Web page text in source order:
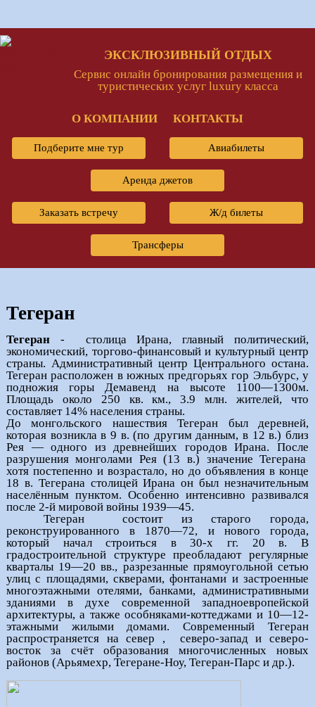
ЭКСКЛЮЗИВНЫЙ ОТДЫХ
Сервис онлайн бронирования размещения и
туристических услуг luxury класса
О КОМПАНИИ КОНТАКТЫ
Подберите мне тур Авиабилеты
Аренда джетов
Заказать встречу Ж/д билеты
Трансферы
Тегеран
Тегеран - столица Ирана, главный политический,
экономический, торгово-финансовый и культурный центр
страны. Административный центр Центрального остана.
Тегеран расположен в южных предгорьях гор Эльбурс, у
подножия горы Демавенд на высоте 1100—1300м.
Площадь около 250 кв. км., 3.9 млн. жителей, что
составляет 14% населения страны.
До монгольского нашествия Тегеран был деревней,
которая возникла в 9 в. (по другим данным, в 12 в.) близ
Рея — одного из древнейших городов Ирана. После
разрушения монголами Рея (13 в.) значение Тегерана
хотя постепенно и возрастало, но до объявления в конце
18 в. Тегерана столицей Ирана он был незначительным
населённым пунктом. Особенно интенсивно развивался
после 2-й мировой войны 1939—45.
Тегеран
состоит из старого города,
реконструированного в 1870—72, и нового города,
который начал строиться в 30-х гг. 20 в. В
градостроительной структуре преобладают регулярные
кварталы 19—20 вв., разрезанные прямоугольной сетью
улиц с площадями, скверами, фонтанами и застроенные
многоэтажными отелями, банками, административными
зданиями в духе современной западноевропейской
архитектуры, а также особняками-коттеджами и 10—12-
этажными жилыми домами. Современный Тегеран
распространяется на север ,
северо-запад и северо-
восток за счёт образования многочисленных новых
районов (Арьямехр, Тегеране-Ноу, Тегеран-Парс и др.).